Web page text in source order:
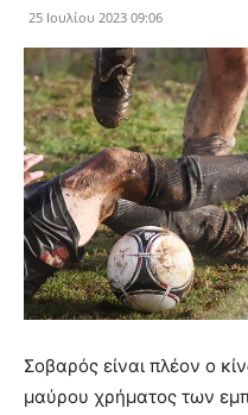
25 Ιουλίου 2023 09:06
Σοβαρός είναι πλέον ο
μαύρου χρήματος των